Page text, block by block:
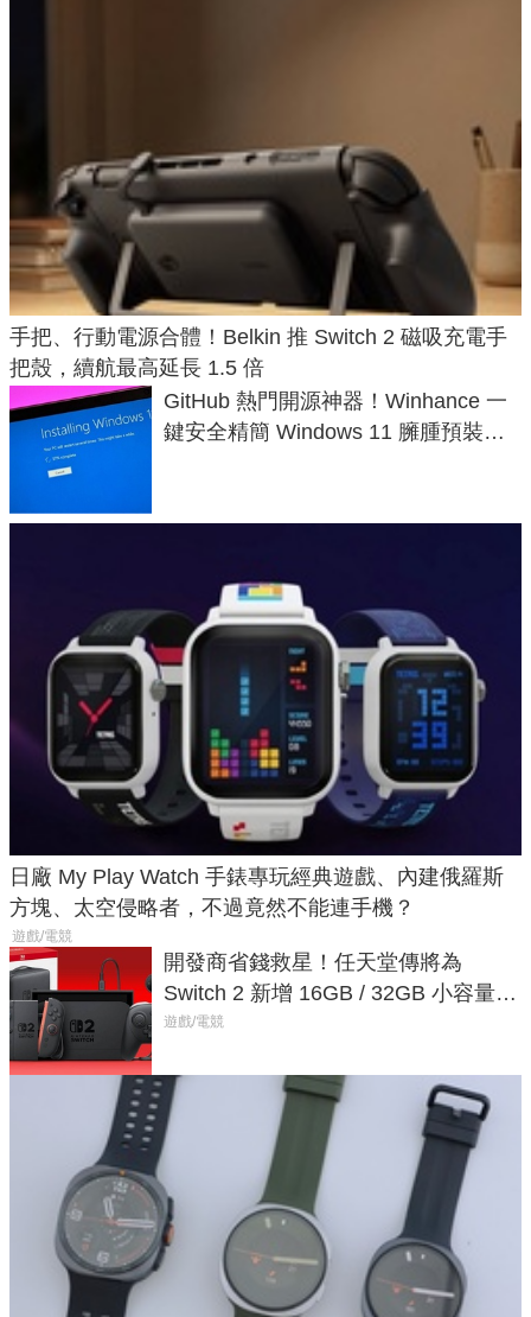
手把、行動電源合體！Belkin 推 Switch 2 磁吸充電手
把殼，續航最高延長 1.5 倍
GitHub 熱門開源神器！Winhance 一
鍵安全精簡 Windows 11 臃腫預裝軟
日廠 My Play Watch 手錶專玩經典遊戲、內建俄羅斯
方塊、太空侵略者，不過竟然不能連手機？
遊戲/電競
開發商省錢救星！任天堂傳將為
Switch 2 新增 16GB / 32GB 小容量遊
戲卡的選擇
遊戲/電競